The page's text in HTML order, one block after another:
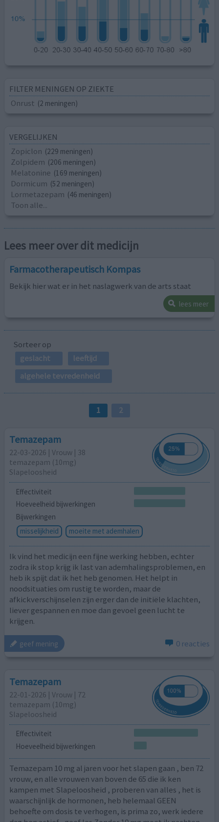
FILTER MENINGEN OP ZIEKTE
Onrust (2 meningen)
VERGELIJKEN
Zopiclon (229 meningen)
Zolpidem (206 meningen)
Melatonine (169 meningen)
Dormicum (52 meningen)
Lormetazepam (46 meningen)
Toon alle...
Lees meer over dit medicijn
Farmacotherapeutisch Kompas
Bekijk hier wat er in het naslagwerk van de arts staat
lees meer
Sorteer op
geslacht
leeftijd
algehele tevredenheid
1 2
Temazepam
22-03-2026 | Vrouw | 38
temazepam (10mg)
Slapeloosheid
Effectiviteit
Hoeveelheid bijwerkingen
Bijwerkingen
misselijkheid
moeite met ademhalen
Ik vind het medicijn een fijne werking hebben, echter
zodra ik stop krijg ik last van ademhalingsproblemen, en
heb ik spijt dat ik het heb genomen. Het helpt in
noodsituaties om rustig te worden, maar de
afkickverschijnselen zijn erger dan de initiële klachten,
liever gespannen en moe dan gevoel geen lucht te
krijgen.
geef mening 0 reacties
Temazepam
22-01-2026 | Vrouw | 72
temazepam (10mg)
Slapeloosheid
Effectiviteit
Hoeveelheid bijwerkingen
Temazepam 10 mg al jaren voor het slapen gaan , ben 72
vrouw, en alle vrouwen van boven de 65 die ik ken
kampen met Slapeloosheid , proberen van alles , het is
waarschijnlijk de hormonen, heb helemaal GEEN
behoefte om dosis te verhogen, is prima zo, werk iedere